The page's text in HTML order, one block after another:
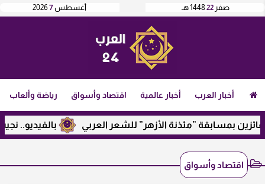
أغسطس7
2026 صفر 221448 هـ
أخبار العرب أخبار عالمية اقتصاد وأسواق رياضة وألعاب
بالفيديو.. نجيب ”مئذنة الأزهر” للشعر العربي
اقتصاد وأسواق